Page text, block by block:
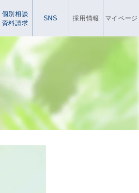
個別相談
資料請求
SNS 採用情報 マイページ